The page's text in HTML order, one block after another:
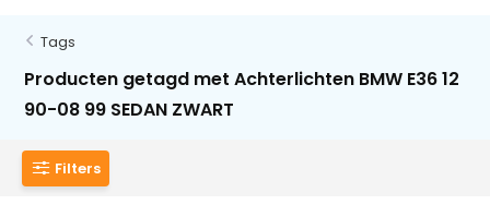
Tags
Producten getagd met Achterlichten BMW E36 12
90-08 99 SEDAN ZWART
Filters